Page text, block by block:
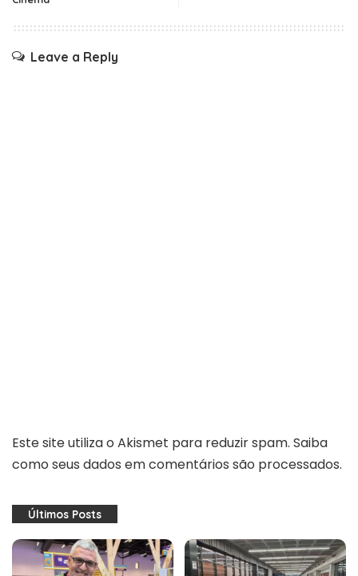
Leave a Reply
Este site utiliza o Akismet para reduzir spam. Saiba
como seus dados em comentários são processados.
Últimos Posts